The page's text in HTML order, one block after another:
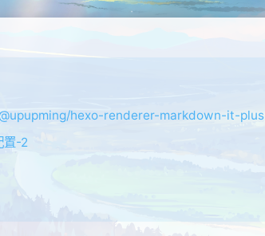
hexo-renderer-markdown-it-plus
置-2